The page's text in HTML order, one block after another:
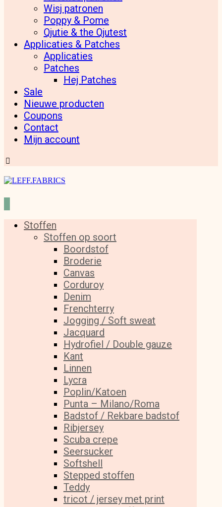
Wisj patronen
Poppy & Pome
Qjutie & the Qjutest
Applicaties & Patches
Applicaties
Patches
Hej Patches
Sale
Nieuwe producten
Coupons
Contact
Mijn account
Stoffen
Stoffen op soort
Boordstof
Broderie
Canvas
Corduroy
Denim
Frenchterry
Jogging / Soft sweat
Jacquard
Hydrofiel / Double gauze
Kant
Linnen
Lycra
Poplin/Katoen
Punta – Milano/Roma
Badstof / Rekbare badstof
Ribjersey
Scuba crepe
Seersucker
Softshell
Stepped stoffen
Teddy
tricot / jersey met print